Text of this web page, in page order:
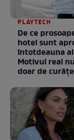
PLAYTECH
De ce
hotel sunt
întotdeauna
Motivul real
doar de